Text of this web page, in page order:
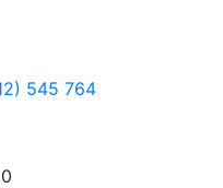
545 764